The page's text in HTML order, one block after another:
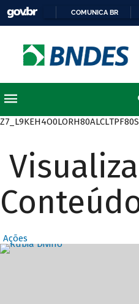
COMUNICA BR
Ações